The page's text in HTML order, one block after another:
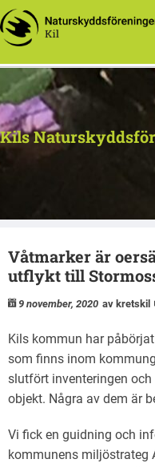
Kils
Våtmarker är
utflykt till
9 november, 2020 av kretskil
Kils kommun har
som finns inom
slutfört inventeringen
objekt. Några av dem är
Vi fick en guidning och
kommunens miljöstrateg